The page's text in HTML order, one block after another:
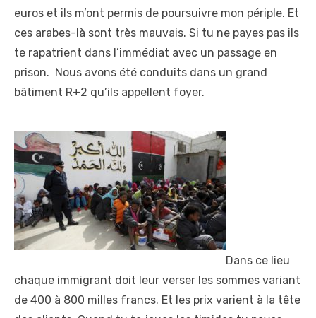
euros et ils m’ont permis de poursuivre mon périple. Et
ces arabes-là sont très mauvais. Si tu ne payes pas ils
te rapatrient dans l’immédiat avec un passage en
prison. Nous avons été conduits dans un grand
bâtiment R+2 qu’ils appellent foyer.
Dans ce lieu
chaque immigrant doit leur verser les sommes variant
de 400 à 800 milles francs. Et les prix varient à la tête